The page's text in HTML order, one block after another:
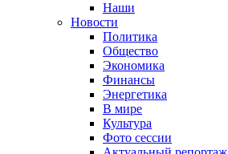
Наши
Новости
Политика
Общество
Экономика
Финансы
Энергетика
В мире
Культура
Фото сессии